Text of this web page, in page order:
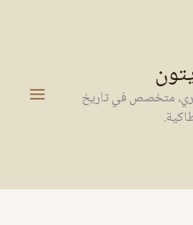
متخصص في تاريخ